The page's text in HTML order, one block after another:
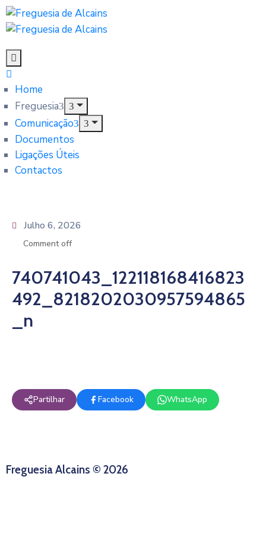
Home
Freguesia
Comunicação
Documentos
Ligações Úteis
Contactos
Julho 6, 2026
Comment off
740741043_122118168416823
492_8218202030957594865
_n
Partilhar Facebook WhatsApp
Freguesia Alcains © 2026